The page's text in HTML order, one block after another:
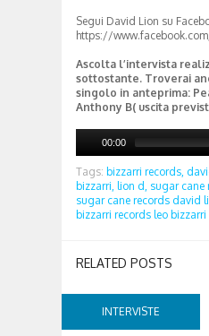
Segui David Lion su
https://
Ascolta l’intervista
sottostante. Troverai
singolo in anteprima:
Anthony B( uscita
00:00
Tags: bizzarri records,
bizzarri,
lion d, sugar cane
sugar cane records david
bizzarri records leo bizzarri
RELATED POSTS
INTERVISTE